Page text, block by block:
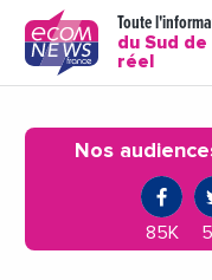
Toute
du Sud
réel
Nos
85K